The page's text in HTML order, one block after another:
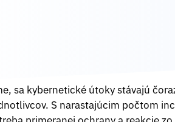
sa kybernetické útoky stávajú
S narastajúcim počtom